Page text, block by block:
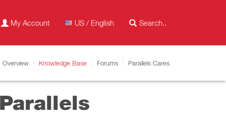
My Account US / English
Overview Knowledge Base Forums Parallels Cares